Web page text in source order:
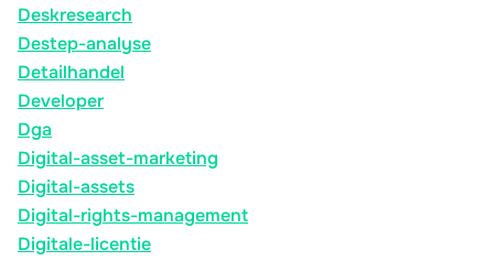
Deskresearch
Destep-analyse
Detailhandel
Developer
Dga
Digital-asset-marketing
Digital-assets
Digital-rights-management
Digitale-licentie